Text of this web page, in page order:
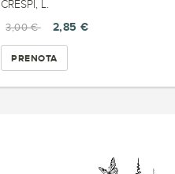
CRESPI, L.
3,00 €
2,85 €
PRENOTA